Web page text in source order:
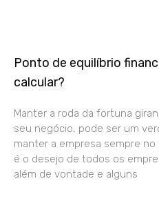
Ponto de equilíbrio
calcular?
Manter a roda da fortuna
seu negócio, pode ser um
manter a empresa sempre
é o desejo de todos os
além de vontade e alguns